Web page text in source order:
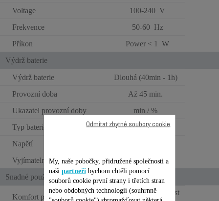
Voltage
100-240 V
Frekvence
50-60 Hz
Příkon
Power < 1 W
Výdrž baterie
Výdrž baterie
Dlouhá (40min - 1h)
Provozní doba
Až 45 min.
Ukazatel provozní doby
min / %
Typ baterie
Lithium-iontová
Napětí
Vyjímatelná baterie
Snadné použití
Komfort při používání
Standardní hmotnost
My, naše pobočky, přidružené společnosti a
naši partneři bychom chtěli pomocí
souborů cookie první strany i třetích stran
nebo obdobných technologií (souhrnně
Odmítat zbytné soubory cookie